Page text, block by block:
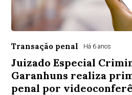
Transação penal Há 6 anos
Juizado Especial
Garanhuns realiza
penal por